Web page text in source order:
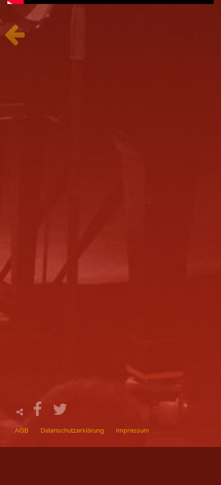
AGB Datenschutzerklärung Impressum